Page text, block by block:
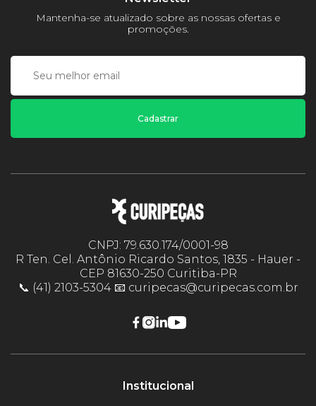
Mantenha-se atualizado sobre as nossas ofertas e
promoções.
Cadastrar
CNPJ: 79.630.174/0001-98
R Ten. Cel. Antônio Ricardo Santos, 1835 - Hauer -
CEP 81630-250 Curitiba-PR
📞 (41) 2103-5304 📧 curipecas@curipecas.com.br
Institucional